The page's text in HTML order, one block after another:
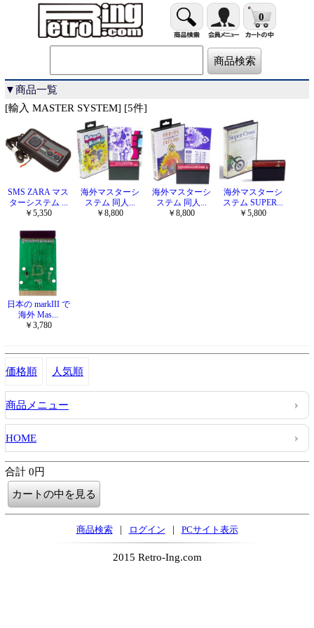
0
▼商品一覧
[輸入 MASTER SYSTEM] [5件]
SMS ZARA マス
ターシステム ...
￥5,350
海外マスターシ
ステム 同人...
￥8,800
海外マスターシ
ステム 同人...
￥8,800
海外マスターシ
ステム SUPER...
￥5,800
日本の markIII で
海外 Mas...
￥3,780
価格順 人気順
商品メニュー
HOME
合計 0円
商品検索 | ログイン | PCサイト表示
2015 Retro-Ing.com